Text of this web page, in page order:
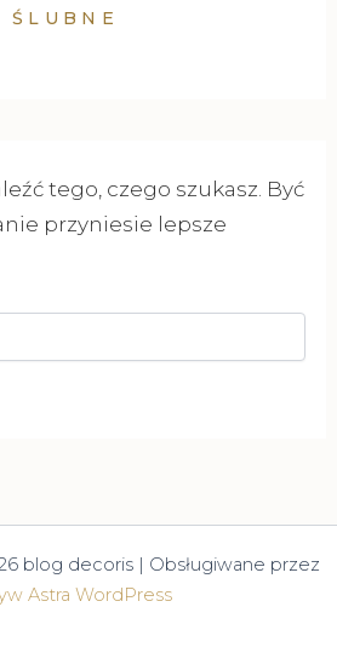
ŚLUBNE
tego, czego szukasz. Być
przyniesie lepsze
blog decoris | Obsługiwane przez
Astra WordPress